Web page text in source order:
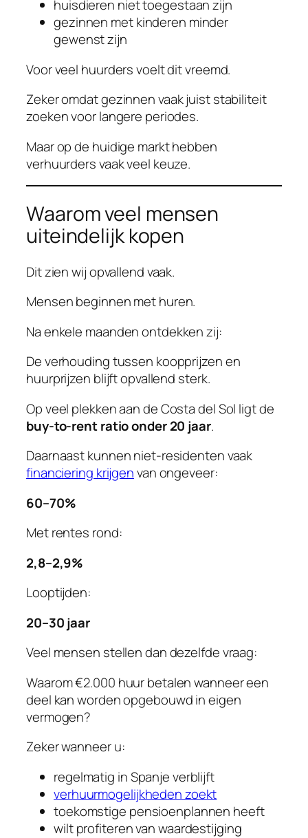
huisdieren niet toegestaan zijn
gezinnen met kinderen minder
gewenst zijn
Voor veel huurders voelt dit vreemd.
Zeker omdat gezinnen vaak juist stabiliteit
zoeken voor langere periodes.
Maar op de huidige markt hebben
verhuurders vaak veel keuze.
Waarom veel mensen
uiteindelijk kopen
Dit zien wij opvallend vaak.
Mensen beginnen met huren.
Na enkele maanden ontdekken zij:
De verhouding tussen koopprijzen en
huurprijzen blijft opvallend sterk.
Op veel plekken aan de Costa del Sol ligt de
buy-to-rent ratio onder 20 jaar.
Daarnaast kunnen niet-residenten vaak
financiering krijgenvan ongeveer:
60–70%
Met rentes rond:
2,8–2,9%
Looptijden:
20–30 jaar
Veel mensen stellen dan dezelfde vraag:
Waarom €2.000 huur betalen wanneer een
deel kan worden opgebouwd in eigen
vermogen?
Zeker wanneer u:
regelmatig in Spanje verblijft
verhuurmogelijkheden zoekt
toekomstige pensioenplannen heeft
wilt profiteren van waardestijging